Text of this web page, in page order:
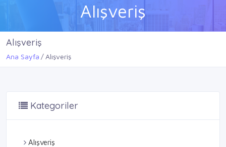
Alışveriş
Alışveriş
Ana Sayfa Alışveriş
Kategoriler
Alışveriş